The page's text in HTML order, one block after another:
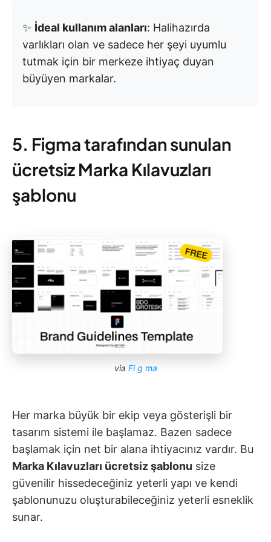
✨ İdeal kullanım alanları: Halihazırda
varlıkları olan ve sadece her şeyi uyumlu
tutmak için bir merkeze ihtiyaç duyan
büyüyen markalar.
5. Figma tarafından sunulan
ücretsiz Marka Kılavuzları
şablonu
via Fi g ma
Her marka büyük bir ekip veya gösterişli bir
tasarım sistemi ile başlamaz. Bazen sadece
başlamak için net bir alana ihtiyacınız vardır. Bu
Marka Kılavuzları ücretsiz şablonu size
güvenilir hissedeceğiniz yeterli yapı ve kendi
şablonunuzu oluşturabileceğiniz yeterli esneklik
sunar.